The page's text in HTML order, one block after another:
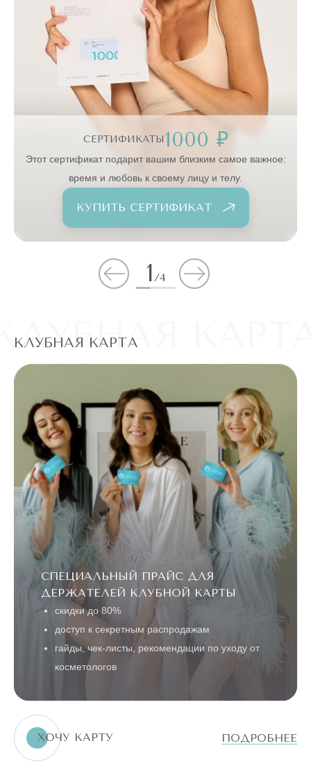
СЕРТИФИКАТЫ1000 ₽
Этот сертификат подарит вашим близким самое важное:
время и любовь к своему лицу и телу.
КУПИТЬ СЕРТИФИКАТ
1/4
КЛУБНАЯ КАРТА
СПЕЦИАЛЬНЫЙ ПРАЙС ДЛЯ
ДЕРЖАТЕЛЕЙ КЛУБНОЙ КАРТЫ
скидки до 80%
доступ к секретным распродажам
гайды, чек-листы, рекомендации по уходу от
косметологов
ХОЧУ КАРТУ ПОДРОБНЕЕ